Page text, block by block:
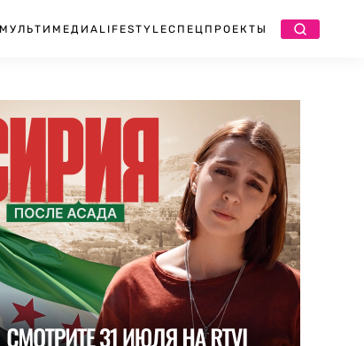
МУЛЬТИМЕДИА LIFESTYLEСПЕЦПРОЕКТЫ